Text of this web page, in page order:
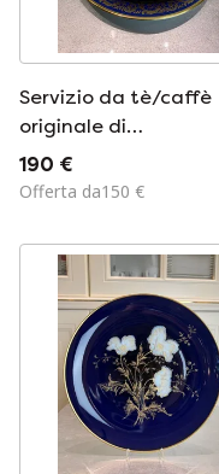
Servizio da tè/caffè
originale di
Tirschenreuth,
Baviera, Germania –
Forma 1300 – Vero
cobalto –
Decorazioni dorat
190 €
Offerta da150 €